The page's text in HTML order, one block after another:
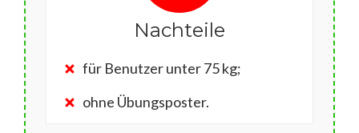
Nachteile
für Benutzer unter 75 kg;
ohne Übungsposter.